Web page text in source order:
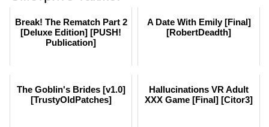
Break! The Rematch Part 2
[Deluxe Edition] [PUSH!
Publication]
A Date With Emily [Final]
[RobertDeadth]
The Goblin's Brides [v1.0]
[TrustyOldPatches]
Hallucinations VR Adult
XXX Game [Final] [Citor3]